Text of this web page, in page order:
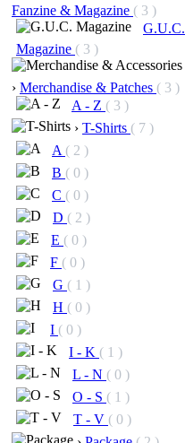
Fanzine & Magazine ( 3 )
G.U.C.
Magazine ( 3 )
› Merchandise & Patches ( 3 )
A - Z ( 3 )
› T-Shirts ( 7 )
A ( 2 )
B ( 0 )
C ( 0 )
D ( 2 )
E ( 0 )
F ( 0 )
G ( 1 )
H ( 0 )
I ( 0 )
I - K ( 1 )
L - N ( 0 )
O - S ( 1 )
T - V ( 0 )